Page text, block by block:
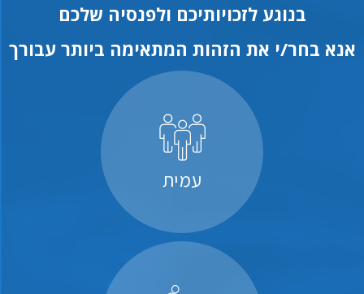
בנוגע לזכויותיכם ולפנסיה שלכם
אנא בחר/י את הזהות המתאימה ביותר עבורך
עמית